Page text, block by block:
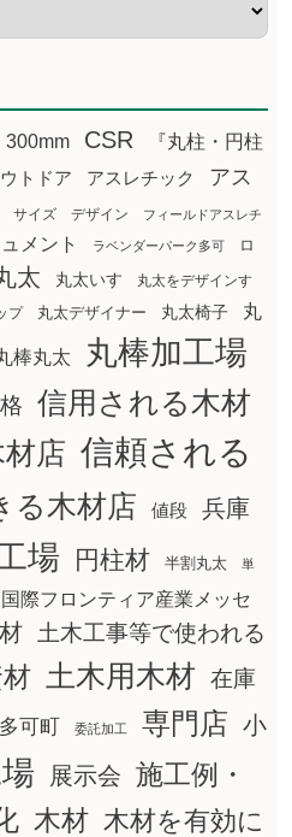
300mm CSR
『丸柱・円柱
トドア アスレチック
アス
サイズ デザイン フィールドアスレチ
メント ラベンダーパーク多可
ロ
太 丸太いす
丸太をデザインす
プ 丸太デザイナー 丸太椅子 丸
棒丸太 丸棒加工場
信用される木材
店 信頼される
る木材店 値段
兵庫
場 円柱材 半割丸太 単
国際フロンティア産業メッセ
土木工事等で使われる
土木用木材 在庫
多可町 委託加工 専門店 小
展示会 施工例・
木材 木材を有効に